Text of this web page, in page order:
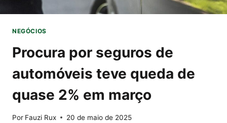
NEGÓCIOS
Procura por seguros de
automóveis teve queda de
quase 2% em março
Por Fauzi Rux 20 de maio de 2025